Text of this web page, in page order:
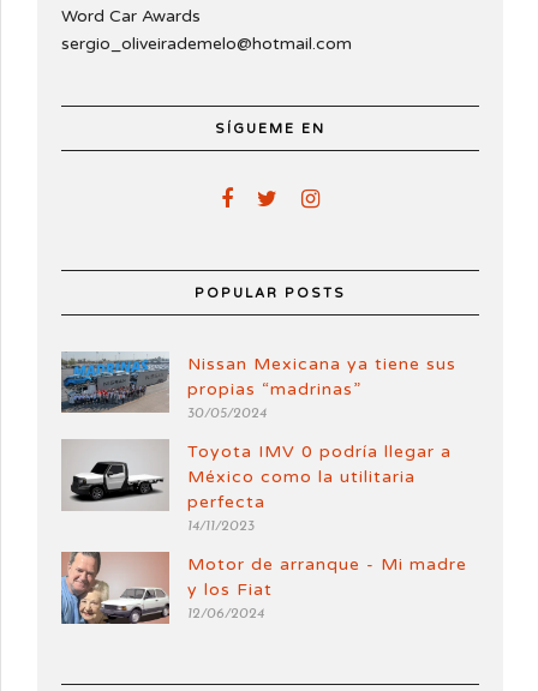
Word Car Awards
sergio_oliveirademelo@hotmail.com
SÍGUEME EN
POPULAR POSTS
Nissan Mexicana ya tiene sus
propias “madrinas”
30/05/2024
Toyota IMV 0 podría llegar a
México como la utilitaria
perfecta
14/11/2023
Motor de arranque - Mi madre
y los Fiat
12/06/2024